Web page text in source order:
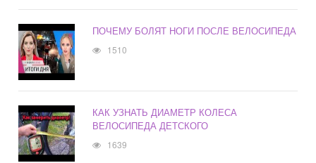
ПОЧЕМУ БОЛЯТ НОГИ ПОСЛЕ ВЕЛОСИПЕДА
1510
КАК УЗНАТЬ ДИАМЕТР КОЛЕСА
ВЕЛОСИПЕДА ДЕТСКОГО
1639